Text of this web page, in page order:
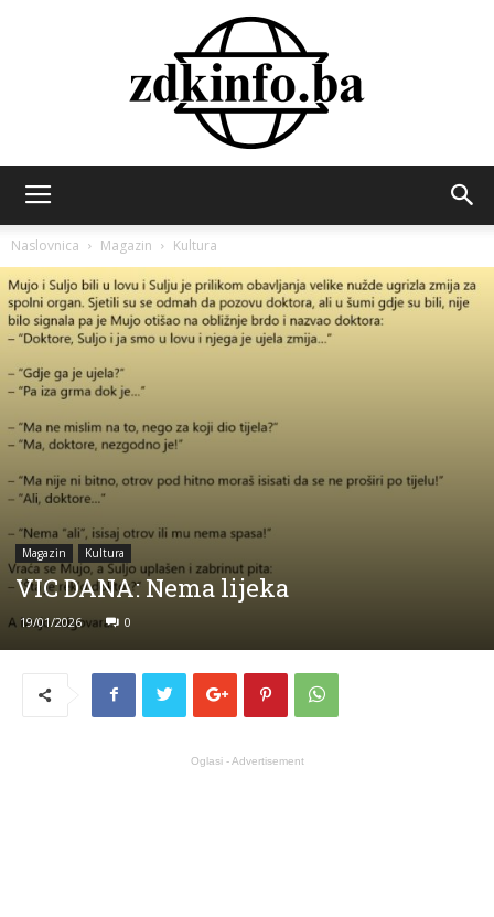
INFO
Naslovnica Magazin Kultura
Magazin Kultura
VIC DANA: Nema lijeka
19/01/2026 0
Oglasi - Advertisement